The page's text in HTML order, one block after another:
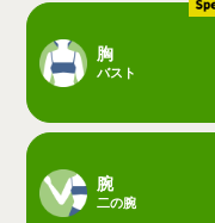
胸
バスト
腕
二の腕